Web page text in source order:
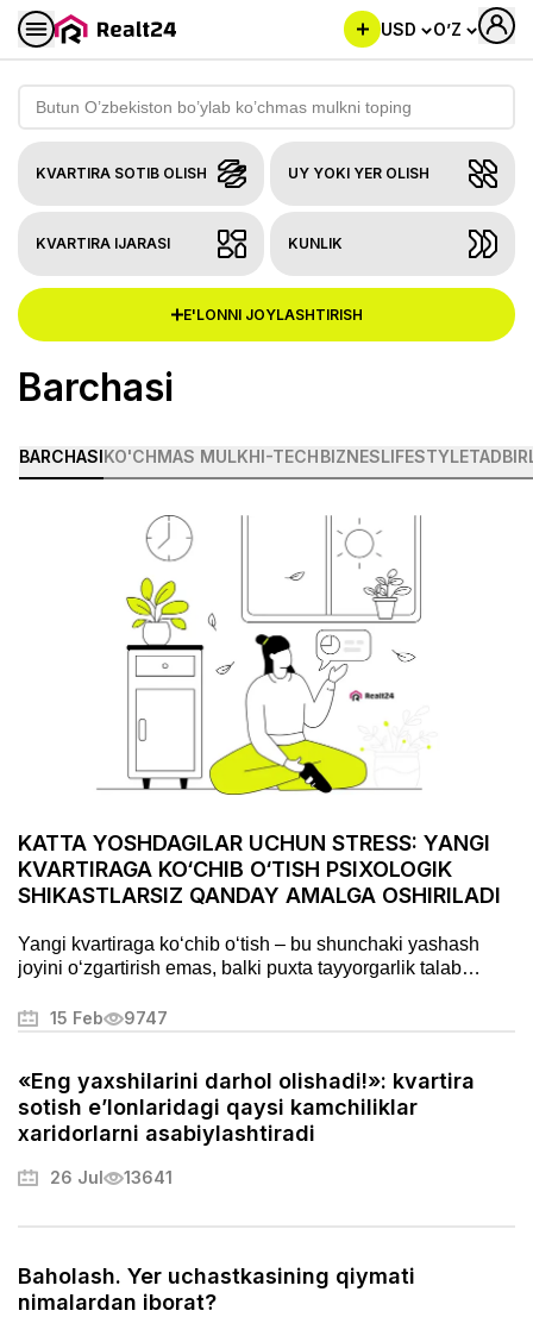
USD O’Z
Butun O’zbekiston bo’ylab ko’chmas mulkni toping
KVARTIRA SOTIB OLISH UY YOKI YER OLISH
KVARTIRA IJARASI KUNLIK
E'LONNI JOYLASHTIRISH
Barchasi
BARCHASIKO'CHMAS MULKHI-TECHBIZNESLIFESTYLE
KATTA YOSHDAGILAR UCHUN STRESS: YANGI
KVARTIRAGA KO‘CHIB O‘TISH PSIXOLOGIK
SHIKASTLARSIZ QANDAY AMALGA OSHIRILADI
Yangi kvartiraga ko‘chib o‘tish – bu shunchaki yashash
joyini o‘zgartirish emas, balki puxta tayyorgarlik talab
charchoqni keltirib chiqarishi mumkin, lekin to‘g‘ri
yondashuv uni tartibli va hatto yoqimli jarayonga
qanday samarali tashkil qilish, ortiqcha xavotirlardan
qochish va yangi uyingizga tezroq ko‘nikish usullarini
ko‘rib chiqamiz.
15 Feb 9747
«Eng yaxshilarini darhol olishadi!»: kvartira
sotish e’lonlaridagi qaysi kamchiliklar
xaridorlarni asabiylashtiradi
26 Jul 13641
Baholash. Yer uchastkasining qiymati
nimalardan iborat?